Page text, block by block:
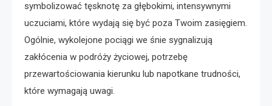
symbolizować tęsknotę za głębokimi, intensywnymi
uczuciami, które wydają się być poza Twoim zasięgiem.
Ogólnie, wykolejone pociągi we śnie sygnalizują
zakłócenia w podróży życiowej, potrzebę
przewartościowania kierunku lub napotkane trudności,
które wymagają uwagi.